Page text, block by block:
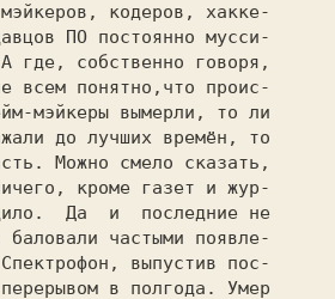
кодеров, хакке-
ПО постоянно мусси-
где, собственно говоря,
всем понятно,что проис-
мэйкеры вымерли, то ли
до лучших времён, то
Можно смело сказать,
кроме газет и жур-
Да и
последние не
частыми появле-
выпустив пос-
в полгода. Умер